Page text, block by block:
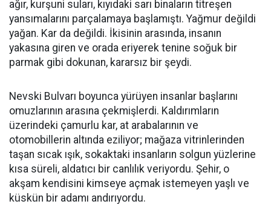
ağır, kurşuni suları, kıyıdaki sarı binaların titreşen
yansımalarını parçalamaya başlamıştı. Yağmur değildi
yağan. Kar da değildi. İkisinin arasında, insanın
yakasına giren ve orada eriyerek tenine soğuk bir
parmak gibi dokunan, kararsız bir şeydi.
Nevski Bulvarı boyunca yürüyen insanlar başlarını
omuzlarının arasına çekmişlerdi. Kaldırımların
üzerindeki çamurlu kar, at arabalarının ve
otomobillerin altında eziliyor; mağaza vitrinlerinden
taşan sıcak ışık, sokaktaki insanların solgun yüzlerine
kısa süreli, aldatıcı bir canlılık veriyordu. Şehir, o
akşam kendisini kimseye açmak istemeyen yaşlı ve
küskün bir adamı andırıyordu.